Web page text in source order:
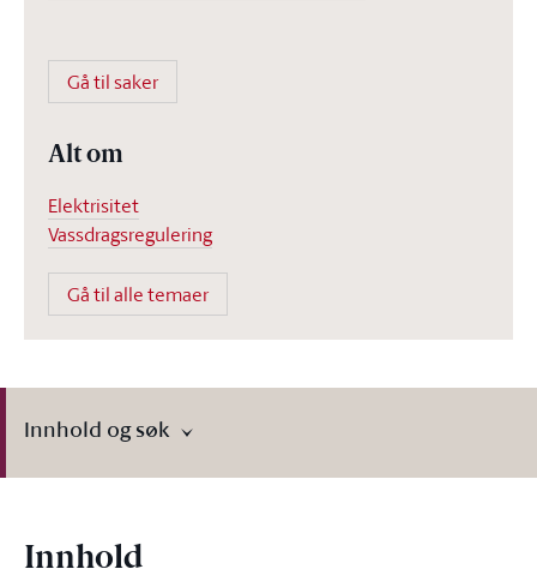
Gå til saker
Alt om
Elektrisitet
Vassdragsregulering
Gå til alle temaer
Innhold og søk
Innhold